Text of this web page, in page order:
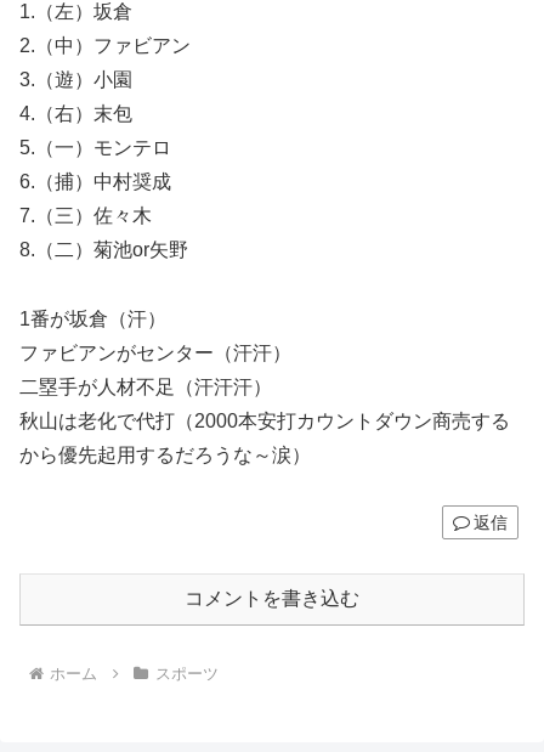
1.（左）坂倉
2.（中）ファビアン
3.（遊）小園
4.（右）末包
5.（一）モンテロ
6.（捕）中村奨成
7.（三）佐々木
8.（二）菊池or矢野
1番が坂倉（汗）
ファビアンがセンター（汗汗）
二塁手が人材不足（汗汗汗）
秋山は老化で代打（2000本安打カウントダウン商売する
から優先起用するだろうな～涙）
返信
コメントを書き込む
ホーム スポーツ